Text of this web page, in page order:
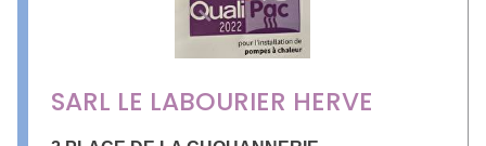
SARL LE LABOURIER HERVE